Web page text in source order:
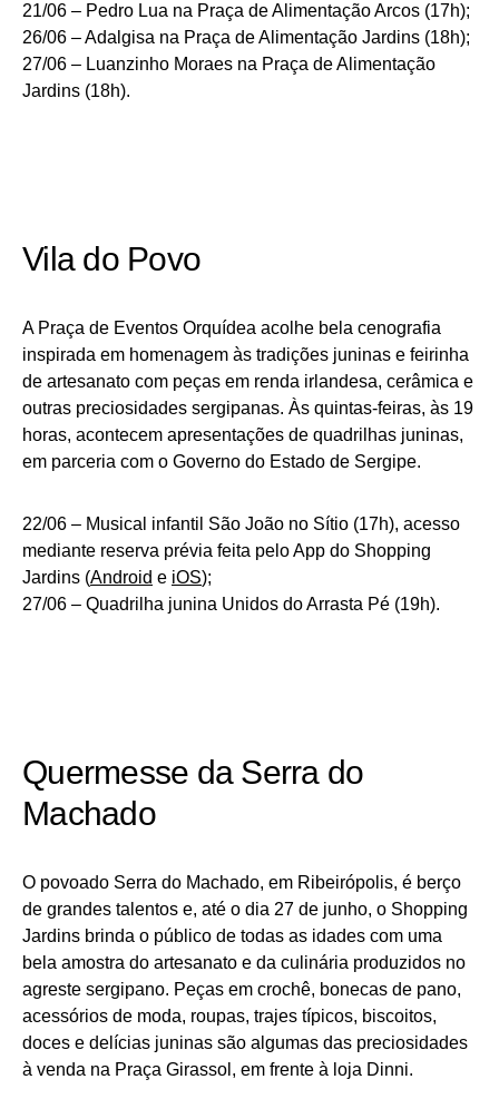
21/06 – Pedro Lua na Praça de Alimentação Arcos (17h);
26/06 – Adalgisa na Praça de Alimentação Jardins (18h);
27/06 – Luanzinho Moraes na Praça de Alimentação
Jardins (18h).
Vila do Povo
A Praça de Eventos Orquídea acolhe bela cenografia
inspirada em homenagem às tradições juninas e feirinha
de artesanato com peças em renda irlandesa, cerâmica e
outras preciosidades sergipanas. Às quintas-feiras, às 19
horas, acontecem apresentações de quadrilhas juninas,
em parceria com o Governo do Estado de Sergipe.
22/06 – Musical infantil São João no Sítio (17h), acesso
mediante reserva prévia feita pelo App do Shopping
Jardins (Android e iOS);
27/06 – Quadrilha junina Unidos do Arrasta Pé (19h).
Quermesse da Serra do
Machado
O povoado Serra do Machado, em Ribeirópolis, é berço
de grandes talentos e, até o dia 27 de junho, o Shopping
Jardins brinda o público de todas as idades com uma
bela amostra do artesanato e da culinária produzidos no
agreste sergipano. Peças em crochê, bonecas de pano,
acessórios de moda, roupas, trajes típicos, biscoitos,
doces e delícias juninas são algumas das preciosidades
à venda na Praça Girassol, em frente à loja Dinni.